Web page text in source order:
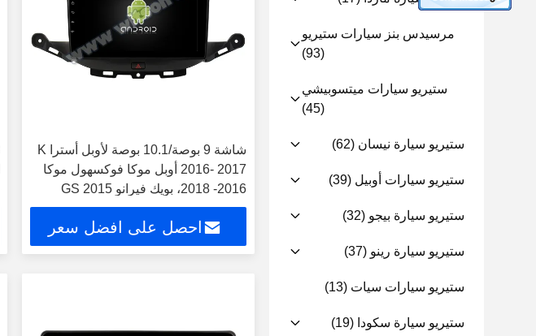
مرسيدس بنز سيارات ستيريو
(93)
ستيريو سيارات ميتسوبيشي
(45)
ستيريو سيارة نيسان (62)
ستيريو سيارات أوبيل (39)
ستيريو سيارة بيجو (32)
ستيريو سيارة رينو (37)
ستيريو سيارات سيات (13)
ستيريو سيارة سكودا (19)
شاشة 9 بوصة/10.1 بوصة لأوبل أسترا K
2016- 2017 أوبل موكا فوكسهول موكا
2016- 2018، بويك فيرانو GS 2015
احصل على افضل سعر